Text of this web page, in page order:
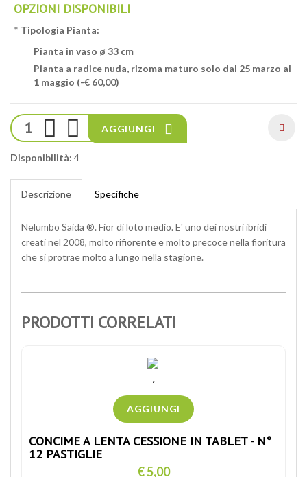
OPZIONI DISPONIBILI
* Tipologia Pianta:
Pianta in vaso ø 33 cm
Pianta a radice nuda, rizoma maturo solo dal 25 marzo al
1 maggio (-€ 60,00)
AGGIUNGI
Disponibilità: 4
Descrizione Specifiche
Nelumbo Saida ®. Fior di loto medio. E' uno dei nostri ibridi
creati nel 2008, molto rifiorente e molto precoce nella fioritura
che si protrae molto a lungo nella stagione.
PRODOTTI CORRELATI
CONCIME A LENTA CESSIONE IN TABLET - N°
12 PASTIGLIE
€ 5,00